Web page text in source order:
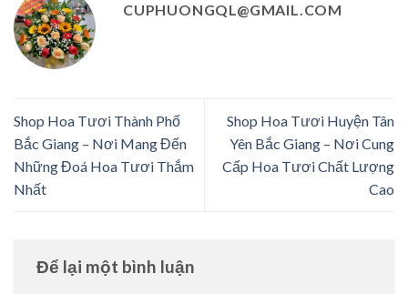
CUPHUONGQL@GMAIL.COM
Shop Hoa Tươi Thành Phố
Bắc Giang – Nơi Mang Đến
Những Đoá Hoa Tươi Thắm
Nhất
Shop Hoa Tươi Huyện Tân
Yên Bắc Giang – Nơi Cung
Cấp Hoa Tươi Chất Lượng
Cao
Để lại một bình luận